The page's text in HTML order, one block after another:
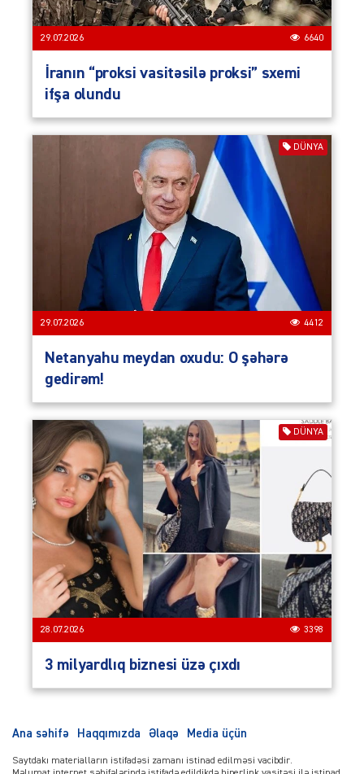
29.07.2026 6640
İranın “proksi vasitəsilə proksi” sxemi
ifşa olundu
DÜNYA
29.07.2026 4412
Netanyahu meydan oxudu: O şəhərə
gedirəm!
DÜNYA
28.07.2026 3398
3 milyardlıq biznesi üzə çıxdı
Ana səhifə Haqqımızda Əlaqə Media üçün
Saytdakı materialların istifadəsi zamanı istinad edilməsi vacibdir.